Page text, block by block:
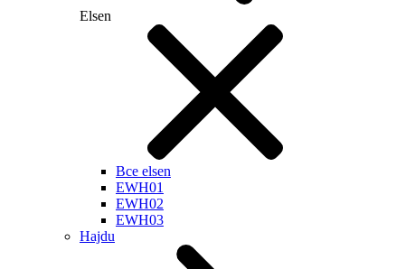
Elsen
Все elsen
EWH01
EWH02
EWH03
Hajdu